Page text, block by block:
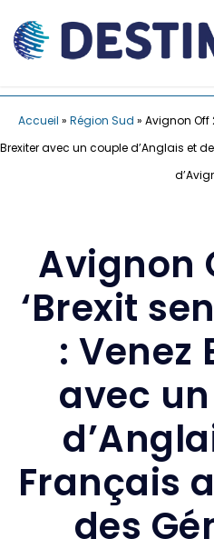
Accueil » Région Sud » Avignon Off
Brexiter avec un couple d’Anglais et
Avignon
‘Brexit
: Venez
avec
Français
des